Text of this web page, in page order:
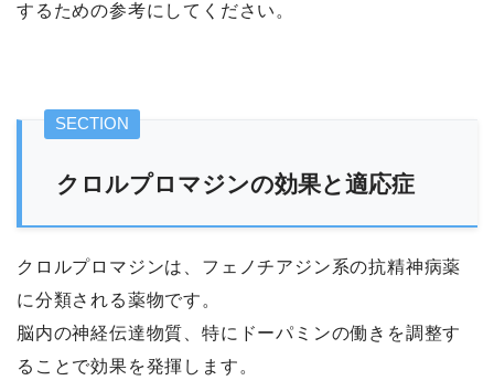
するための参考にしてください。
クロルプロマジンの効果と適応症
クロルプロマジンは、フェノチアジン系の抗精神病薬
に分類される薬物です。
脳内の神経伝達物質、特にドーパミンの働きを調整す
ることで効果を発揮します。